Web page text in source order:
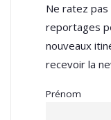
Ne ratez
reportages
nouveaux
recevoir la
Prénom